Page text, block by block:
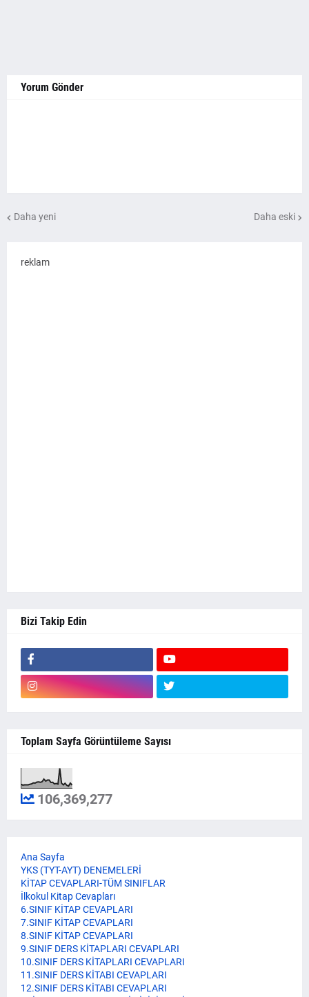
Yorum Gönder
Daha yeni Daha eski
reklam
Bizi Takip Edin
Toplam Sayfa Görüntüleme Sayısı
106,369,277
Ana Sayfa
YKS (TYT-AYT) DENEMELERİ
KİTAP CEVAPLARI-TÜM SINIFLAR
İlkokul Kitap Cevapları
6.SINIF KİTAP CEVAPLARI
7.SINIF KİTAP CEVAPLARI
8.SINIF KİTAP CEVAPLARI
9.SINIF DERS KİTAPLARI CEVAPLARI
10.SINIF DERS KİTAPLARI CEVAPLARI
11.SINIF DERS KİTABI CEVAPLARI
12.SINIF DERS KİTABI CEVAPLARI